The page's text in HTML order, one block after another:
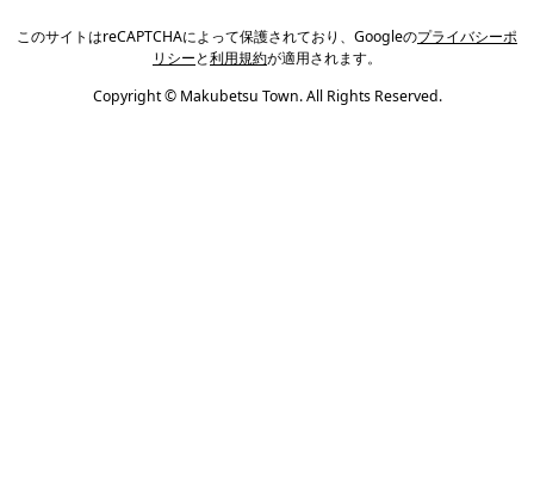
このサイトはreCAPTCHAによって保護されており、Googleのプライバシーポ
リシーと利用規約が適用されます。
Copyright © Makubetsu Town. All Rights Reserved.